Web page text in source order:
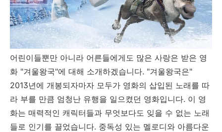
어린이들뿐만 아니라 어른들에게도 많은 사랑은 받은 영
화 "겨울왕국"에 대해 소개하겠습니다. "겨울왕국은"
2013년에 개봉되자마자 모두가 영화의 삽입된 노래를 따
라 부를 만큼 엄청난 유행을 일으켰던 영화입니다. 이 영
화는 매력적인 캐릭터들과 무엇보다도 잊을 수 없는 노래
들로 인기를 끌었습니다. 중독성 있는 멜로디와 아름다운